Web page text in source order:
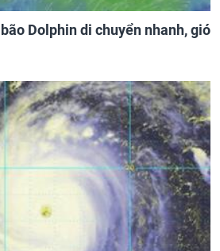
Dolphin di chuyển nhanh, gió